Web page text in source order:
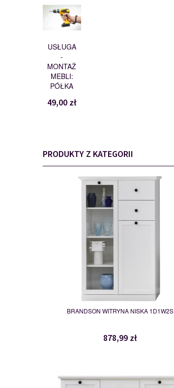
MONTAŻ
114197
USŁUGA
-
MONTAŻ
MEBLI:
PÓŁKA
49,00 zł
PRODUKTY Z KATEGORII
MSBP-101-WIT_NIS_1D1W2S-
117471
BRANDSON WITRYNA NISKA 1D1W2S
878,99 zł